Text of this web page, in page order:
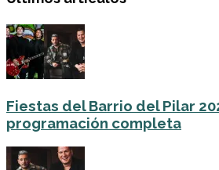
Fiestas del Barrio del Pilar
programación completa